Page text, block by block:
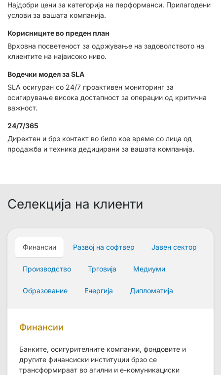
Најдобри цени за категорија на перформанси. Прилагодени
услови за вашата компанија.
Корисниците во преден план
Врховна посветеност за одржување на задоволството на
клиентите на највисоко ниво.
Водечки модел за SLA
SLA осигуран со 24/7 проактивен мониторинг за
осигирување висока достапност за операции од критична
важност.
24/7/365
Директен и брз контакт во било кое време со лица од
продажба и техника дедицирани за вашата компанија.
Селекција на клиенти
Финансии Развој на софтвер Јавен сектор
Производство Трговија Медиуми
Образование Енергија Дипломатија
Финансии
Банките, осигурителните компании, фондовите и
другите финансиски институции брзо се
трансформираат во агилни и е-комуникациски